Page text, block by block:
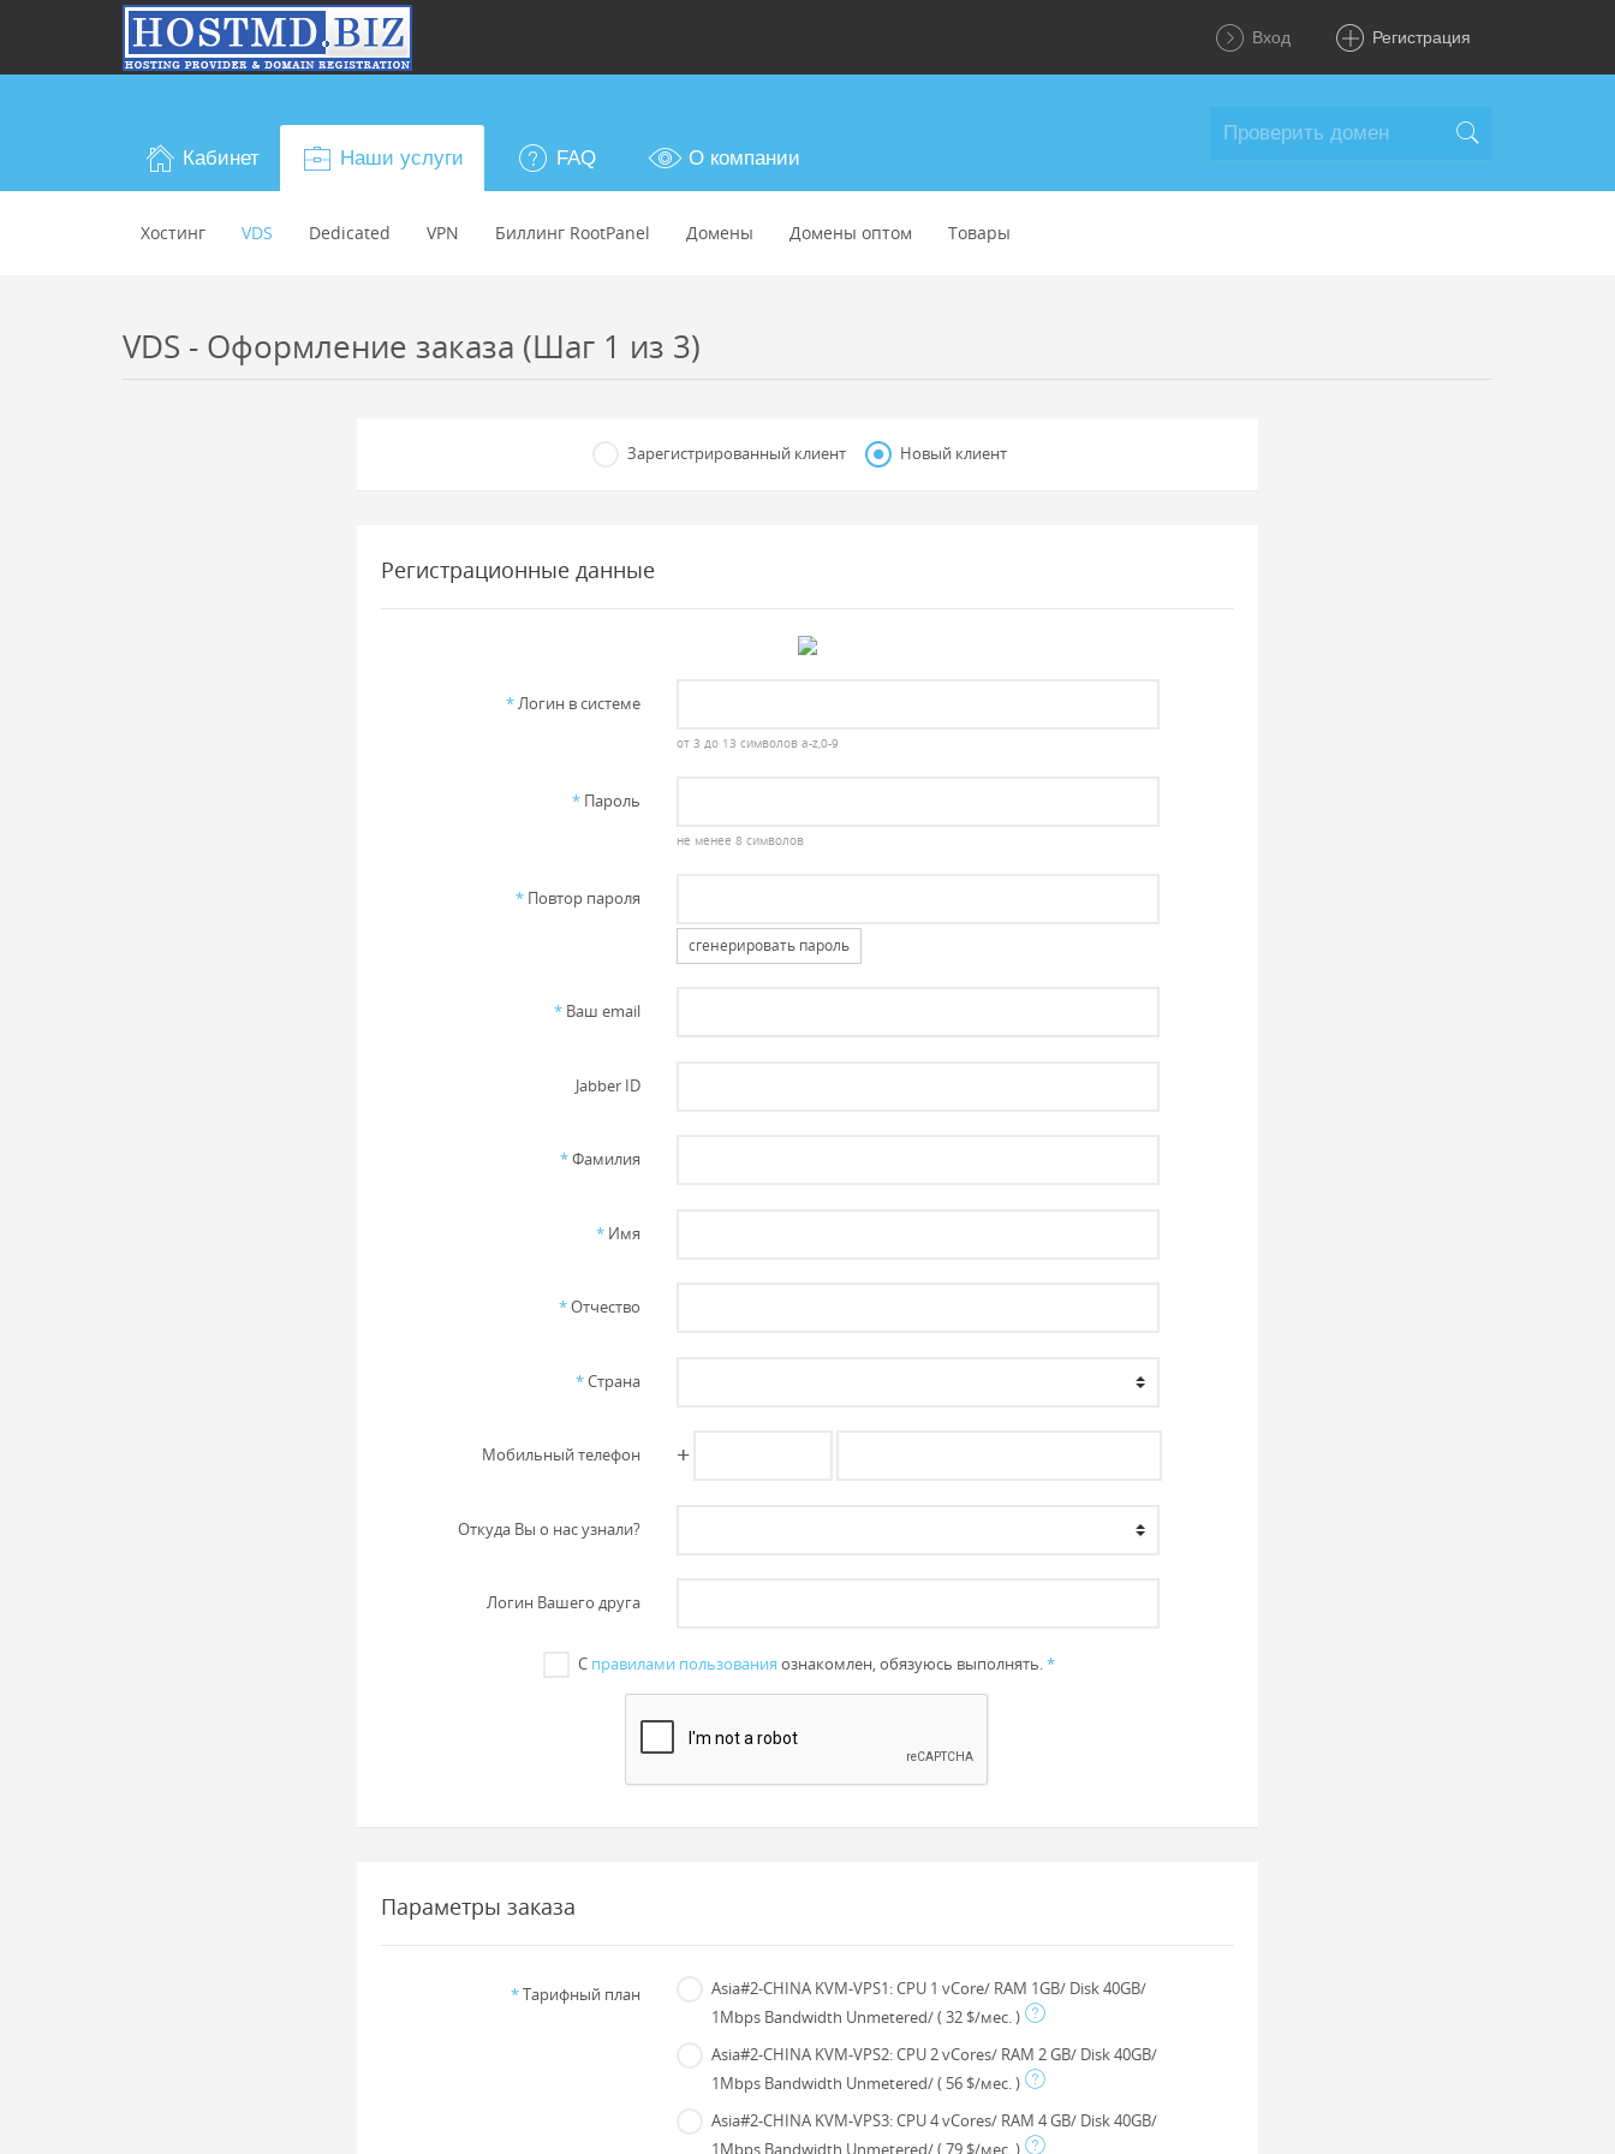
Вход Регистрация
Кабинет Наши услуги
Хостинг VDS Dedicated VPN Биллинг RootPanel Домены Домены оптом Товары
FAQ О компании
VDS - Оформление заказа (Шаг 1 из 3)
Зарегистрированный клиент Новый клиент
Регистрационные данные
*Логин в системе
от 3 до 13 символов a-z,0-9
* Пароль
не менее 8 символов
* Повтор пароля
сгенерировать пароль
* Ваш email
Jabber ID
*Фамилия
* Имя
*Отчество
*Страна
Мобильный телефон +
Откуда Вы о нас узнали?
Логин Вашего друга
С правилами пользования ознакомлен, обязуюсь выполнять.*
Параметры заказа
*Тарифный план
Asia#2-CHINA KVM-VPS1: CPU 1 vCore/ RAM 1GB/ Disk 40GB/
1Mbps Bandwidth Unmetered/( 32 $/мес. )
Asia#2-CHINA KVM-VPS2: CPU 2 vCores/ RAM 2 GB/ Disk 40GB/
1Mbps Bandwidth Unmetered/( 56 $/мес. )
Asia#2-CHINA KVM-VPS3: CPU 4 vCores/ RAM 4 GB/ Disk 40GB/
1Mbps Bandwidth Unmetered/( 79 $/мес. )